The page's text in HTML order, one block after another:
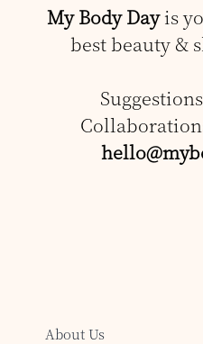
My Body Dayis
best beauty &
About Us